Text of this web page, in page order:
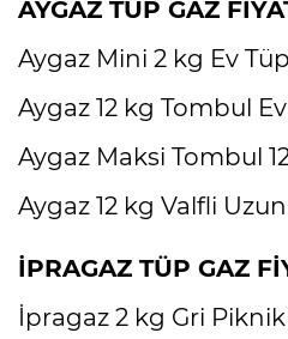
AYGAZ TÜP GAZ
Aygaz Mini 2 kg Ev
Aygaz 12 kg Tombul
Aygaz Maksi Tombul
Aygaz 12 kg Valfli
İPRAGAZ TÜP GAZ
İpragaz 2 kg Gri